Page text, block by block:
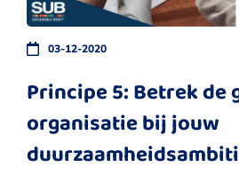
03-12-2020
Principe 5: Betrek de
organisatie bij jouw